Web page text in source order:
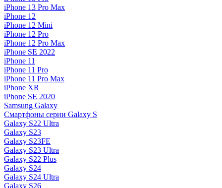
iPhone 13 Pro Max
iPhone 12
iPhone 12 Mini
iPhone 12 Pro
iPhone 12 Pro Max
iPhone SE 2022
iPhone 11
iPhone 11 Pro
iPhone 11 Pro Max
iPhone XR
iPhone SE 2020
Samsung Galaxy
Смартфоны серии Galaxy S
Galaxy S22 Ultra
Galaxy S23
Galaxy S23FE
Galaxy S23 Ultra
Galaxy S22 Plus
Galaxy S24
Galaxy S24 Ultra
Galaxy S26